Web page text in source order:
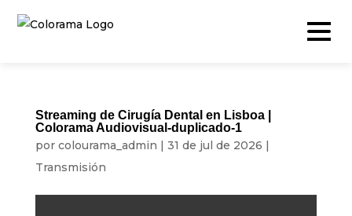
Producción y Contenidos
Streaming de Cirugía Dental en Lisboa |
Colorama Audiovisual-duplicado-1
por colourama_admin | 31 de jul de 2026 |
Transmisión